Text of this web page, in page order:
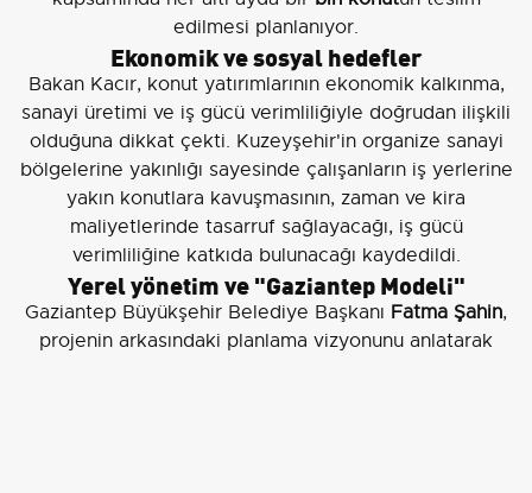
edilmesi planlanıyor.
Ekonomik ve sosyal hedefler
Bakan Kacır, konut yatırımlarının ekonomik kalkınma,
sanayi üretimi ve iş gücü verimliliğiyle doğrudan ilişkili
olduğuna dikkat çekti. Kuzeyşehir'in organize sanayi
bölgelerine yakınlığı sayesinde çalışanların iş yerlerine
yakın konutlara kavuşmasının, zaman ve kira
maliyetlerinde tasarruf sağlayacağı, iş gücü
verimliliğine katkıda bulunacağı kaydedildi.
Yerel yönetim ve "Gaziantep Modeli"
Gaziantep Büyükşehir Belediye Başkanı Fatma Şahin,
projenin arkasındaki planlama vizyonunu anlatarak